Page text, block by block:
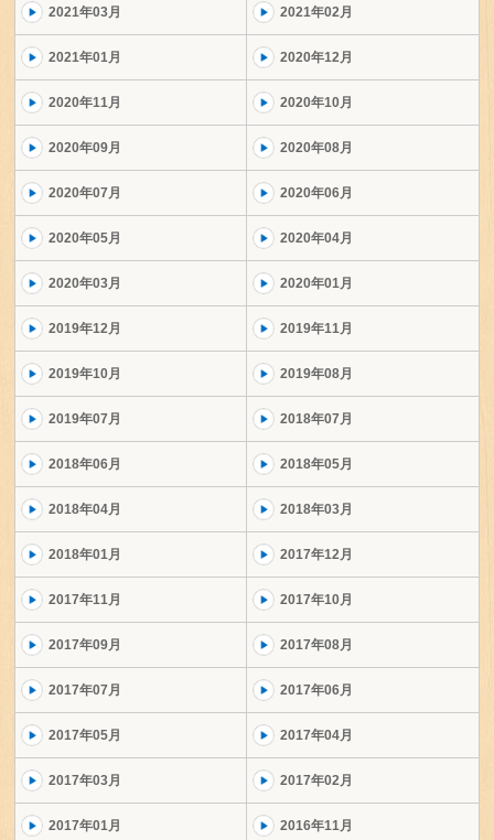
2021年03月 2021年02月
2021年01月 2020年12月
2020年11月 2020年10月
2020年09月 2020年08月
2020年07月 2020年06月
2020年05月 2020年04月
2020年03月 2020年01月
2019年12月 2019年11月
2019年10月 2019年08月
2019年07月 2018年07月
2018年06月 2018年05月
2018年04月 2018年03月
2018年01月 2017年12月
2017年11月 2017年10月
2017年09月 2017年08月
2017年07月 2017年06月
2017年05月 2017年04月
2017年03月 2017年02月
2017年01月 2016年11月